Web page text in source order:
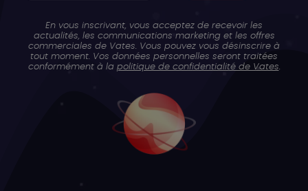
En vous inscrivant, vous acceptez de recevoir les
actualités, les communications marketing et les offres
commerciales de Vates. Vous pouvez vous désinscrire à
tout moment. Vos données personnelles seront traitées
conformément à la politique de confidentialité de Vates